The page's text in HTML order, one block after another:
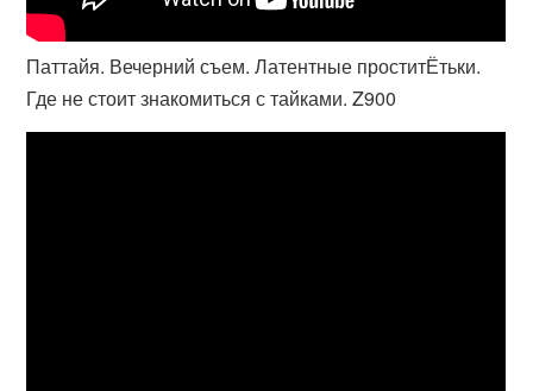
Паттайя. Вечерний съем. Латентные проститЁтьки.
Где не стоит знакомиться с тайками. Z900